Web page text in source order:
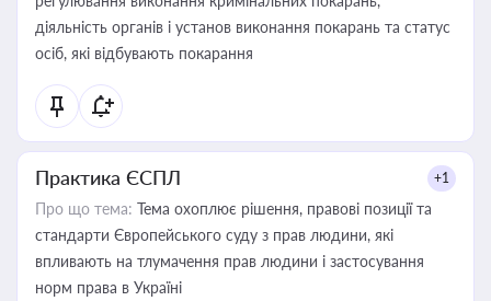
діяльність органів і установ виконання покарань та статус
осіб, які відбувають покарання
Практика ЄСПЛ +1
Про що тема: Тема охоплює рішення, правові позиції та
стандарти Європейського суду з прав людини, які
впливають на тлумачення прав людини і застосування
норм права в Україні